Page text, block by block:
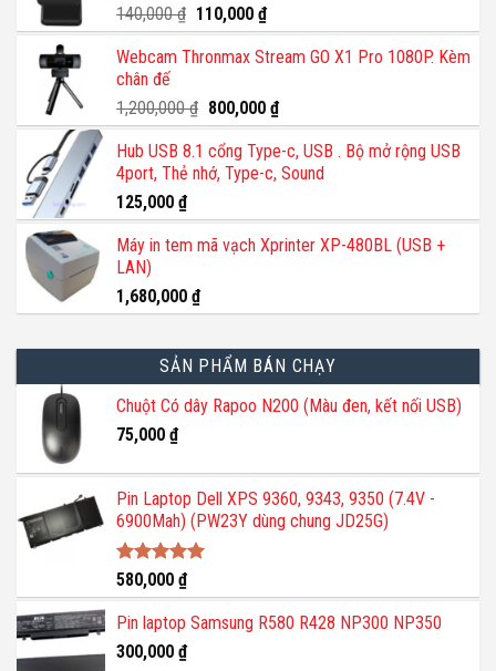
140,000₫ Giá
gốc
là:
110,000 ₫Giá
hiện
tại
110,000 ₫.
Webcam Thronmax Stream GO X1 Pro 1080P. Kèm
chân đế
1,200,000₫ Giá
gốc
là:
1,200,000 ₫.
800,000 ₫Giá
hiện
tại
là:
Hub USB 8.1 cổng Type-c, USB . Bộ mở rộng USB
4port, Thẻ nhớ, Type-c, Sound
125,000 ₫
Máy in tem mã vạch Xprinter XP-480BL (USB +
LAN)
1,680,000 ₫
SẢN PHẨM BÁN CHẠY
Chuột Có dây Rapoo N200 (Màu đen, kết nối USB)
75,000 ₫
Pin Laptop Dell XPS 9360, 9343, 9350 (7.4V -
6900Mah) (PW23Y dùng chung JD25G)
Được xếp
hạng5.00
5 sao
580,000 ₫
Pin laptop Samsung R580 R428 NP300 NP350
300,000 ₫